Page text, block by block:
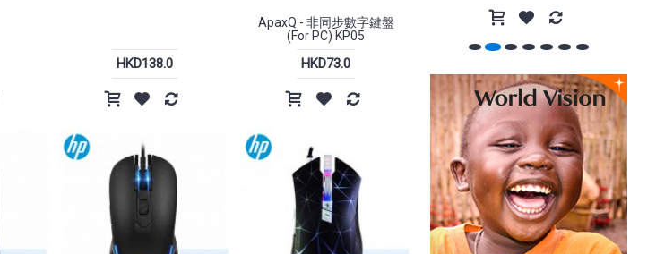
HP - Professor 1 三模無線滑鼠
HKD198.0
Incase - A.R.C. Travel Pack - 21
to 38L 背包
HKD1,999.0 HKD1,698.0
Incase - Tracks Backpack 背包
18L
HKD1,499.0 HKD1,198.0
HKD138.0
ApaxQ - 非同步數字鍵盤
(For PC) KP05
HKD73.0